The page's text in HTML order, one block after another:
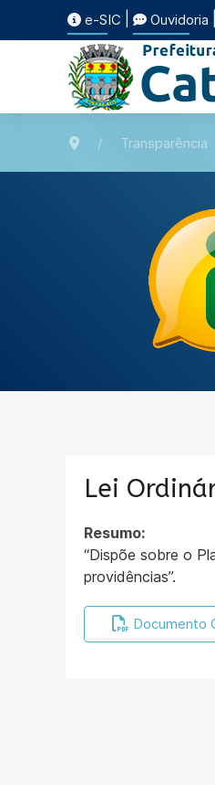
e-SIC Ouvidoria
Transparência
Lei
Resumo:
“Dispõe sobre o
providências”.
Documento